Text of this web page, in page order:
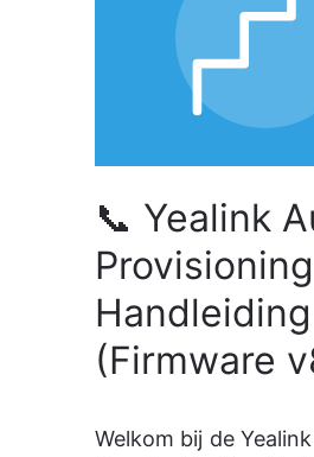
📞 Yealink
Provisioning
Handleiding
(Firmware
Welkom bij de